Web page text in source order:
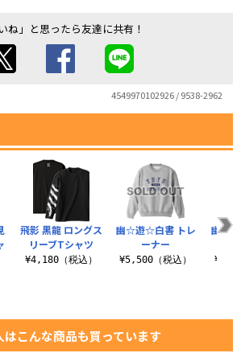
ね」と思ったら友達に共有！
4549970102926 / 9538-2962
飛影 黒龍 ロングス
リーブTシャツ
¥4,180（税込）
幽☆遊☆白書 トレ
ーナー
¥5,500（税込）
幽☆
はこんな商品も買っています